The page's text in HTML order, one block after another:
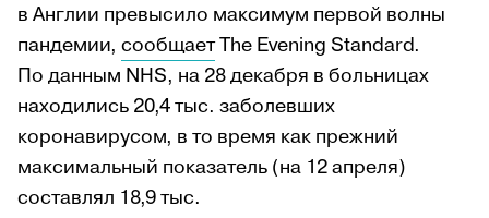
в Англии превысило максимум первой волны
пандемии, сообщаетThe Evening Standard.
По данным NHS, на 28 декабря в больницах
находились 20,4 тыс. заболевших
коронавирусом, в то время как прежний
максимальный показатель (на 12 апреля)
составлял 18,9 тыс.